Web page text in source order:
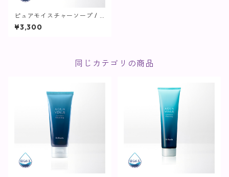
ピュアモイスチャーソープ / 11
0g【洗顔】
¥3,300
同じカテゴリの商品